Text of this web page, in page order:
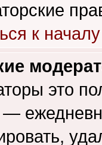
к началу
это
—